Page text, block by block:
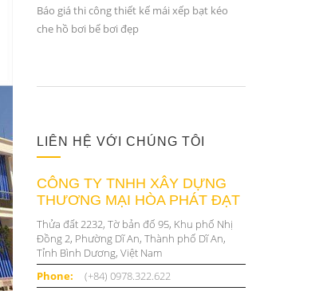
Báo giá thi công thiết kế mái xếp bạt kéo
che hồ bơi bể bơi đẹp
LIÊN HỆ VỚI CHÚNG TÔI
CÔNG TY TNHH XÂY DỰNG
THƯƠNG MẠI HÒA PHÁT ĐẠT
Thửa đất 2232, Tờ bản đố 95, Khu phố Nhị
Đồng 2, Phường Dĩ An, Thành phố Dĩ An,
Tỉnh Bình Dương, Việt Nam
Phone:
(+84) 0978.322.622